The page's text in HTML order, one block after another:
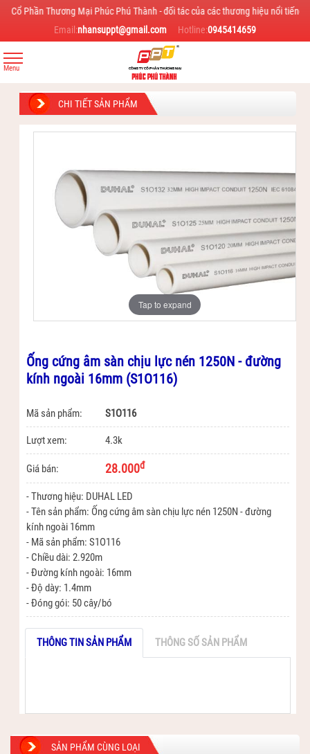
Mại Phúc Phú Thành - đối tác của các thương hiệu nổi tiếng trong
Email:nhansuppt@gmail.com Hotline:0945414659
CHI TIẾT SẢN PHẨM
Tap to expand
Ống cứng âm sàn chịu lực nén 1250N - đường
kính ngoài 16mm (S1O116)
Mã sản phẩm: S1O116
Lượt xem: 4.3k
Giá bán: 28.000đ
- Thương hiệu: DUHAL LED
- Tên sản phẩm: Ống cứng âm sàn chịu lực nén 1250N - đường
kính ngoài 16mm
- Mã sản phẩm: S1O116
- Chiều dài: 2.920m
- Đường kính ngoài: 16mm
- Độ dày: 1.4mm
- Đóng gói: 50 cây/bó
THÔNG TIN SẢN PHẨM THÔNG SỐ SẢN PHẨM
SẢN PHẨM CÙNG LOẠI